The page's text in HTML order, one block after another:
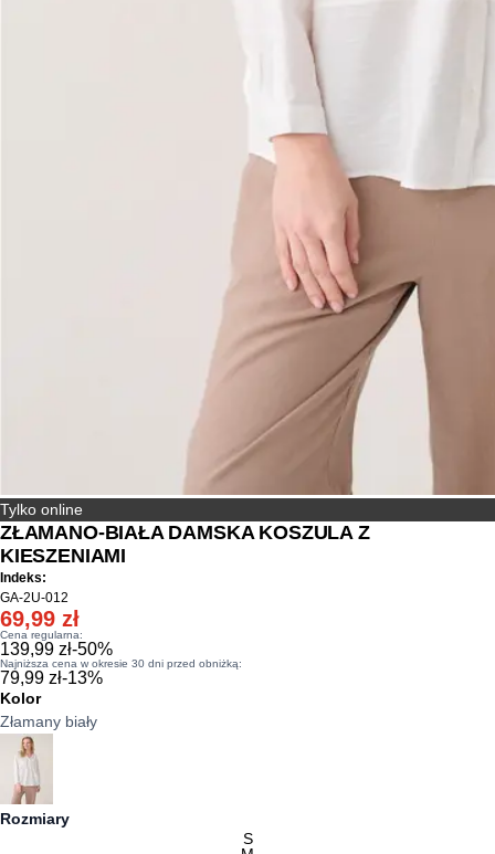
Tylko online
ZŁAMANO-BIAŁA DAMSKA KOSZULA Z
KIESZENIAMI
Indeks:
GA-2U-012
69,99 zł
Cena regularna:
139,99 zł-50%
Najniższa cena w okresie 30 dni przed obniżką:
79,99 zł-13%
Kolor
Złamany biały
Rozmiary
S